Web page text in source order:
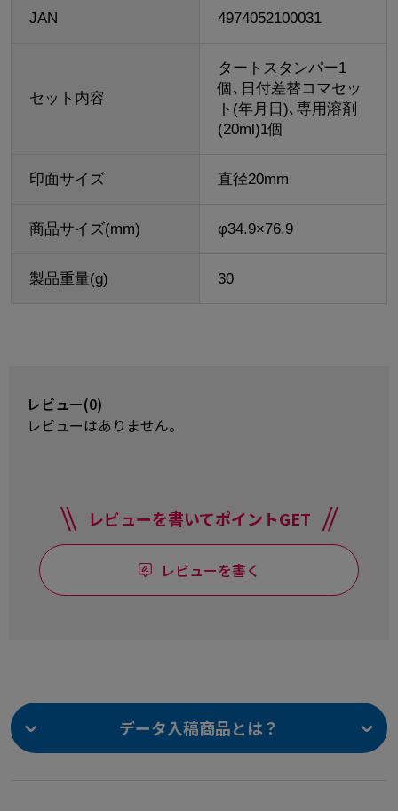
JAN 4974052100031
セット内容
タートスタンパー1
個､日付差替コマセッ
ト(年月日)､専用溶剤
(20ml)1個
印面サイズ 直径20mm
商品サイズ(mm) φ34.9×76.9
製品重量(g) 30
レビュー(0)
レビューはありません。
レビューを書いてポイントGET
レビューを書く
データ入稿商品とは？